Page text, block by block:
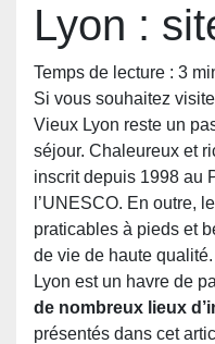
Lyon :
Temps de lecture : 3
Si vous souhaitez
Vieux Lyon reste un
séjour. Chaleureux et
inscrit depuis 1998 au
l’UNESCO. En outre,
praticables à pieds et
de vie de haute
Lyon est un havre de
de nombreux lieux
présentés dans cet